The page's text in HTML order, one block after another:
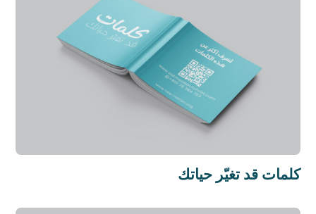
كلمات قد تغيّر حياتك